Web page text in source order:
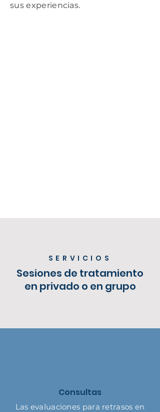
sus experiencias.
SERVICIOS
Sesiones de tratamiento
en privado o en grupo
Consultas
Las evaluaciones para retrasos en